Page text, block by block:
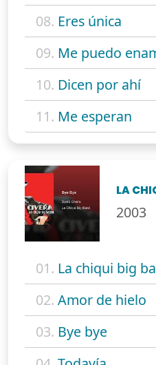
08. Eres única
09. Me puedo
10. Dicen por ahí
11. Me esperan
LA
2003
01. La chiqui big
02. Amor de hielo
03. Bye bye